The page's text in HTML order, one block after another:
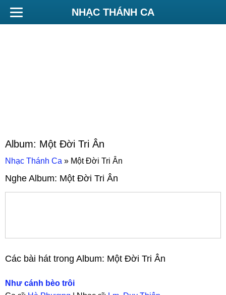
NHẠC THÁNH CA
Album: Một Đời Tri Ân
Nhạc Thánh Ca » Một Đời Tri Ân
Nghe Album: Một Đời Tri Ân
Các bài hát trong Album: Một Đời Tri Ân
Như cánh bèo trôi